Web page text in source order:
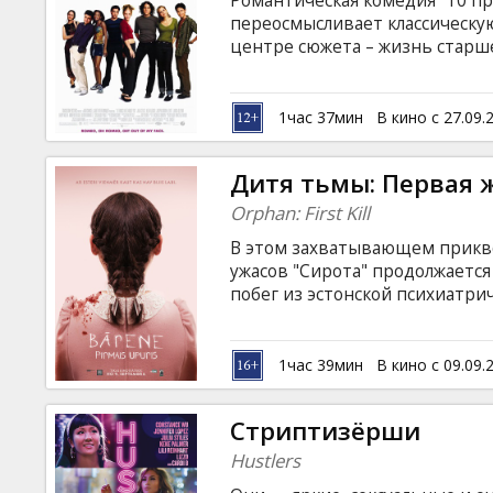
Кинозакуски
B2B
Клуб
переосмысливает
центре сюжета – жизнь
Бьянка мечтает о свиданиях,
младшая сможет встречаться
пригласит старшую. Задача
романтические отношения.
берется "укротить"
1час 37мин В кино с
Дитя тьмы: Первая
Orphan: First Kill
В этом захватывающем
ужасов "Сирота"
побег из эстонской
неожиданный поворот,
сделать все, чтобы защитить
любой ценой. Фильм на
русском языках.
1час 39мин В кино с
Стриптизёрши
Hustlers